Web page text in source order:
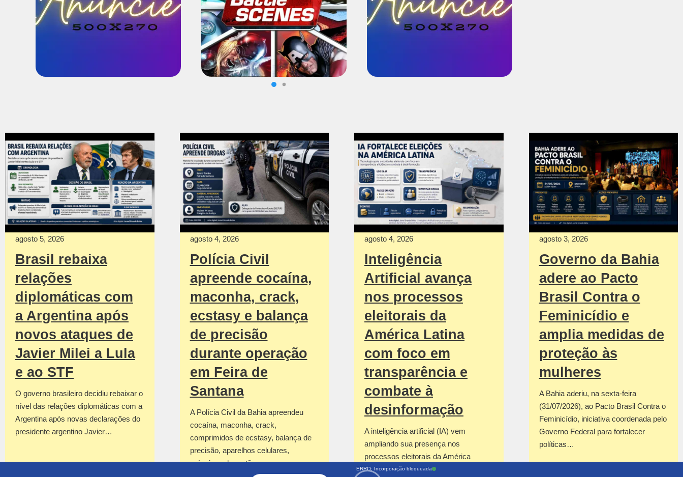
agosto 5, 2026
Brasil rebaixa
relações
diplomáticas com
a Argentina após
novos ataques de
Javier Milei a Lula
e ao STF
O governo brasileiro decidiu rebaixar o
nível das relações diplomáticas com a
Argentina após novas declarações do
presidente argentino Javier…
agosto 4, 2026
Polícia Civil
apreende cocaína,
maconha, crack,
ecstasy e balança
de precisão
durante operação
em Feira de
Santana
A Polícia Civil da Bahia apreendeu
cocaína, maconha, crack,
comprimidos de ecstasy, balança de
precisão, aparelhos celulares,
máquinas de cartão…
agosto 4, 2026
Inteligência
Artificial avança
nos processos
eleitorais da
América Latina
com foco em
transparência e
combate à
desinformação
A inteligência artificial (IA) vem
ampliando sua presença nos
processos eleitorais da América
Latina, sendo empregada para
agosto 3, 2026
Governo da Bahia
adere ao Pacto
Brasil Contra o
Feminicídio e
amplia medidas de
proteção às
mulheres
A Bahia aderiu, na sexta-feira
(31/07/2026), ao Pacto Brasil Contra o
Feminicídio, iniciativa coordenada pelo
Governo Federal para fortalecer
políticas…
ERRO: Incorporação bloqueada